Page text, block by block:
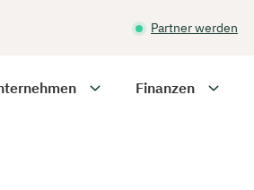
Partner werden
Finanzen